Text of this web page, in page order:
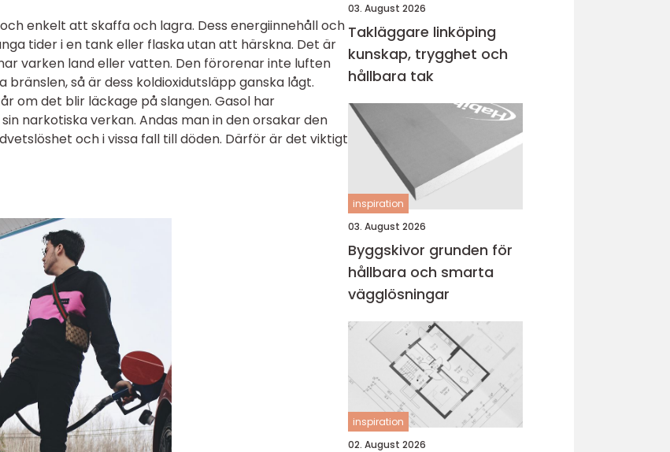
enkelt att skaffa och lagra. Dess energiinnehåll och
tider i en tank eller flaska utan att härskna. Det är
varken land eller vatten. Den förorenar inte luften
så är dess koldioxidutsläpp ganska lågt.
om det blir läckage på slangen. Gasol har
narkotiska verkan. Andas man in den orsakar den
och i vissa fall till döden. Därför är det viktigt
03. August 2026
Takläggare linköping
kunskap, trygghet och
hållbara tak
inspiration
03. August 2026
Byggskivor grunden för
hållbara och smarta
vägglösningar
inspiration
02. August 2026